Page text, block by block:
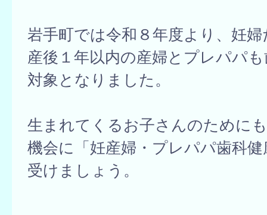
岩手町では令和８年度より、妊
産後１年以内の産婦とプレパパ
対象となりました。
生まれてくるお子さんのために
機会に「妊産婦・プレパパ歯科
受けましょう。